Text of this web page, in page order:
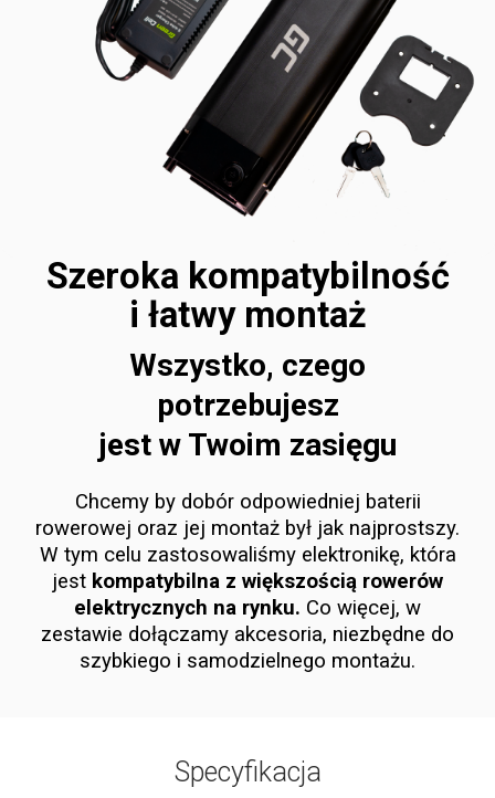
Szeroka kompatybilność
i łatwy montaż
Wszystko, czego
potrzebujesz
jest w Twoim zasięgu
Chcemy by dobór odpowiedniej baterii
rowerowej oraz jej montaż był jak najprostszy.
W tym celu zastosowaliśmy elektronikę, która
jest kompatybilna z większością rowerów
elektrycznych na rynku. Co więcej, w
zestawie dołączamy akcesoria, niezbędne do
szybkiego i samodzielnego montażu.
Specyfikacja